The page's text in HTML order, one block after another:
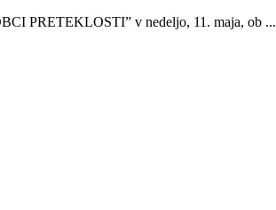
PRETEKLOSTI” v nedeljo, 11. maja, ob ...